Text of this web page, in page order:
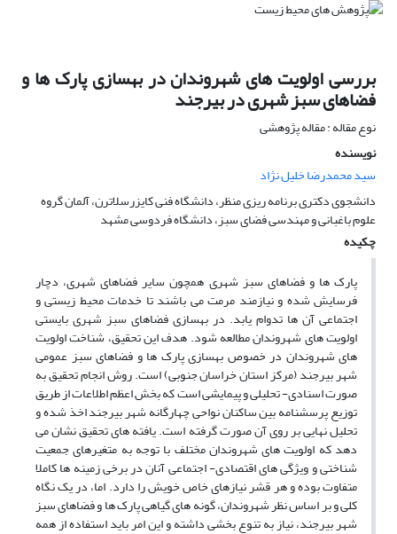
بررسی اولویت های شهروندان در بهسازی پارک ها و
فضاهای سبز شهری در بیرجند
نوع مقاله : مقاله پژوهشی
نویسنده
سید محمدرضا خلیل نژاد
دانشجوی دکتری برنامه ریزی منظر، دانشگاه فنی کایزرسلاترن، آلمان گروه
علوم باغبانی و مهندسی فضای سبز، دانشگاه فردوسی مشهد
چکیده
پارک ها و فضاهای سبز شهری همچون سایر فضاهای شهری، دچار
فرسایش شده و نیازمند مرمت می باشند تا خدمات محیط زیستی و
اجتماعی آن ها تدوام یابد. در بهسازی فضاهای سبز شهری بایستی
اولویت های شهروندان مطالعه شود. هدف این تحقیق، شناخت اولویت
های شهروندان در خصوص بهسازی پارک ها و فضاهای سبز عمومی
شهر بیرجند (مرکز استان خراسان جنوبی) است. روش انجام تحقیق به
صورت اسنادی- تحلیلی و پیمایشی است که بخش اعظم اطلاعات از طریق
توزیع پرسشنامه بین ساکنان نواحی چهارگانه شهر بیرجند اخذ شده و
تحلیل نهایی بر روی آن صورت گرفته است. یافته های تحقیق نشان می
دهد که اولویت های شهروندان مختلف با توجه به متغیرهای جمعیت
شناختی و ویژگی های اقتصادی- اجتماعی آنان در برخی زمینه ها کاملا
متفاوت بوده و هر قشر نیازهای خاص خویش را دارد. اما، در یک نگاه
کلی و بر اساس نظر شهروندان، گونه های گیاهی پارک ها و فضاهای سبز
شهر بیرجند، نیاز به تنوع بخشی داشته و این امر باید استفاده از همه